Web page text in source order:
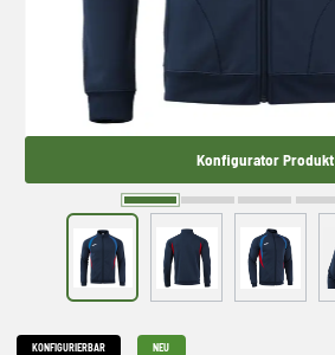
Konfigurator Produkt
KONFIGURIERBAR NEU